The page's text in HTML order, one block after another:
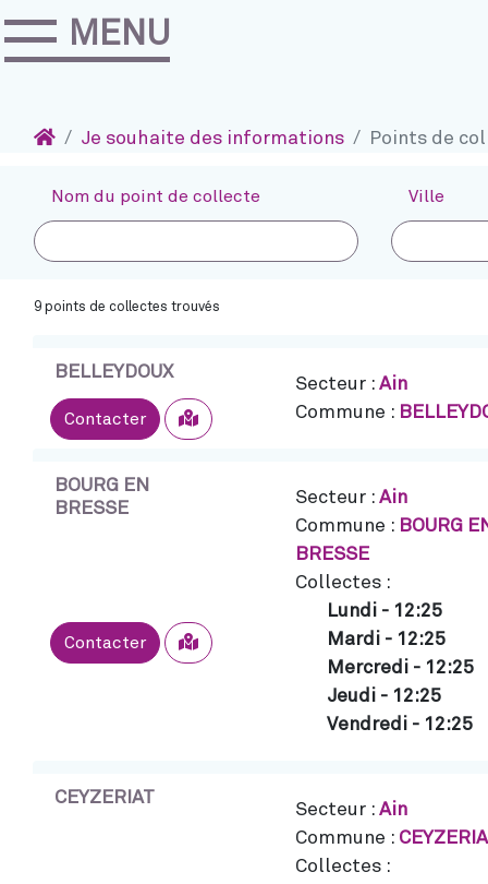
Accéder au contenu
MENU
AccueilJe souhaite des informations Points de
Nom du point de collecte Ville
9 points de collectes trouvés
BELLEYDOUX
Contacter Sélectionner
Secteur : Ain
Commune :
BOURG EN
BRESSE
Contacter Sélectionner
Secteur : Ain
Commune : BOURG
BRESSE
Collectes :
Lundi- 12:25
Mardi- 12:25
Mercredi- 12:25
Jeudi- 12:25
Vendredi- 12:25
CEYZERIAT
Secteur : Ain
Commune :
Collectes :